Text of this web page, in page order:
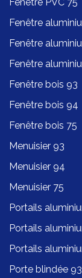
Fenêtre
Fenêtre
Fenêtre
Fenêtre bois 93
Fenêtre bois 94
Fenêtre bois 75
Menuisier 93
Menuisier 94
Menuisier 75
Portails
Portails
Portails
Porte blindée 93